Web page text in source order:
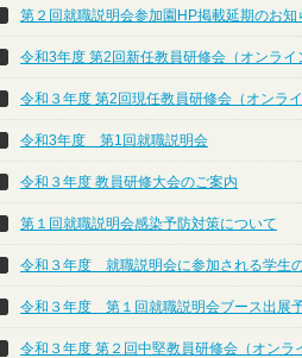
第２回就職説明会参加園HP掲載延期のお知
令和3年度 第2回新任教員研修会（オンライ
令和３年度 第2回現任教員研修会（オンラ
令和3年度 第1回就職説明会
令和３年度 教員研修大会のご案内
第１回就職説明会感染予防対策について
令和３年度 就職説明会に参加される学生
令和３年度 第１回就職説明会ブース出展
令和３年度 第２回中堅教員研修会（オンラ